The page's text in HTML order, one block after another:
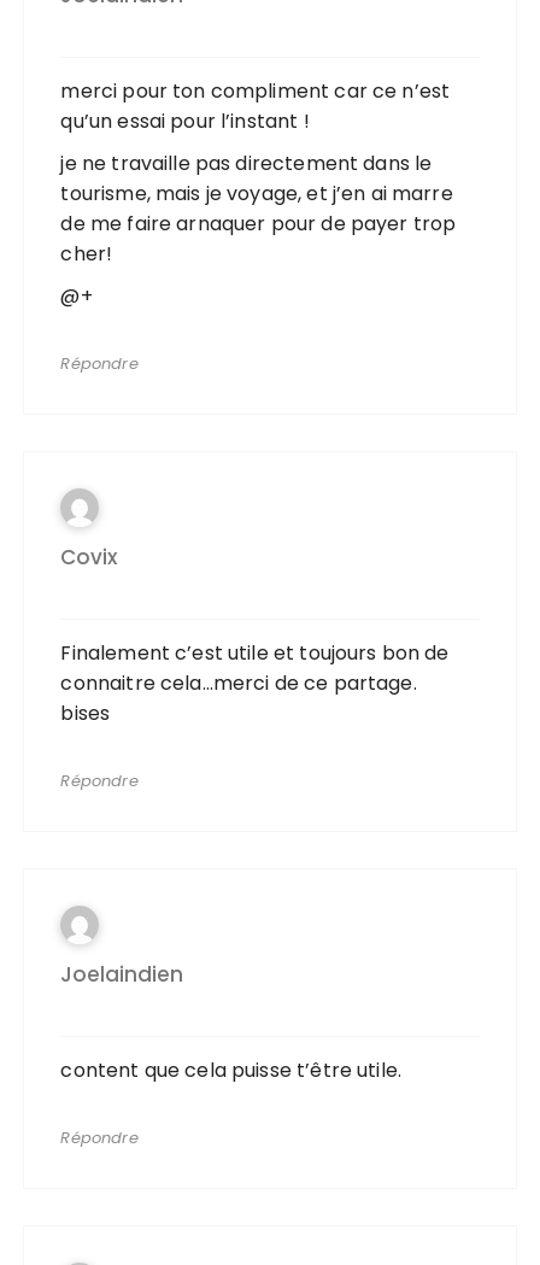
merci pour ton compliment car ce n’est
qu’un essai pour l’instant !
je ne travaille pas directement dans le
tourisme, mais je voyage, et j’en ai marre
de me faire arnaquer pour de payer trop
cher!
@+
Répondre
Covix
Finalement c’est utile et toujours bon de
connaitre cela…merci de ce partage.
bises
Répondre
Joelaindien
content que cela puisse t’être utile.
Répondre